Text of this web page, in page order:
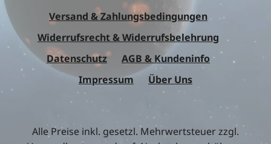
Versand & Zahlungsbedingungen
Widerrufsrecht & Widerrufsbelehrung
Datenschutz
AGB & Kundeninfo
Impressum
Über Uns
Alle Preise inkl. gesetzl. Mehrwertsteuer zzgl.